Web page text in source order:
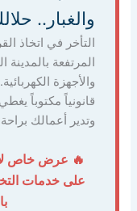
والغبار..
التأخر في اتخاذ
المرتفعة
والأجهزة
قانونياً مكتوباً
وتدير أعمالك
على خدمات